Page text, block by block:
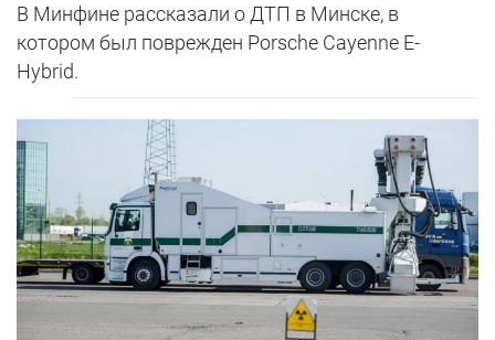
В Минфине рассказали о ДТП в Минске, в
котором был поврежден Porsche Cayenne E-
Hybrid.